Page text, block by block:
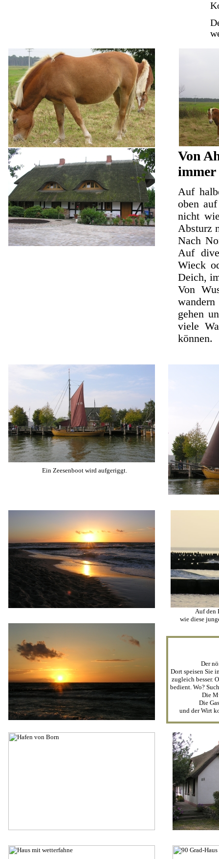
Von
immer
Auf
oben
nicht
Absturz
Nach
Auf
Wieck
Deich,
Von
gehen
viele
können.
Ein Zeesenboot wird aufgeriggt.
Auf den
wie diese
Der
Dort speisen Sie
zugleich besser.
bedient. Wo?
Die
Die
und der Wirt